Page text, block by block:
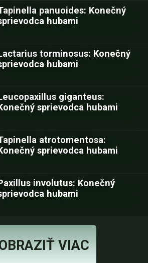
panuoides: Konečný
hubami
torminosus: Konečný
hubami
giganteus:
sprievodca hubami
atrotomentosa:
sprievodca hubami
involutus: Konečný
hubami
VIAC